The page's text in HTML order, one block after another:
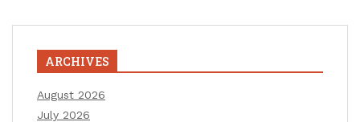
ARCHIVES
August 2026
July 2026